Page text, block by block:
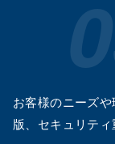
お客様のニーズ
版、セキュリティ